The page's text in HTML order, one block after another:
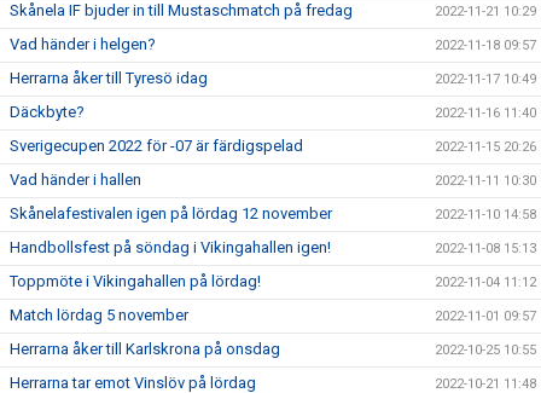
Skånela IF bjuder in till Mustaschmatch på fredag 2022-11-21 10:29
Vad händer i helgen? 2022-11-18 09:57
Herrarna åker till Tyresö idag 2022-11-17 10:49
Däckbyte? 2022-11-16 11:40
Sverigecupen 2022 för -07 är färdigspelad 2022-11-15 20:26
Vad händer i hallen 2022-11-11 10:30
Skånelafestivalen igen på lördag 12 november 2022-11-10 14:58
Handbollsfest på söndag i Vikingahallen igen! 2022-11-08 15:13
Toppmöte i Vikingahallen på lördag! 2022-11-04 11:12
Match lördag 5 november 2022-11-01 09:57
Herrarna åker till Karlskrona på onsdag 2022-10-25 10:55
Herrarna tar emot Vinslöv på lördag 2022-10-21 11:48